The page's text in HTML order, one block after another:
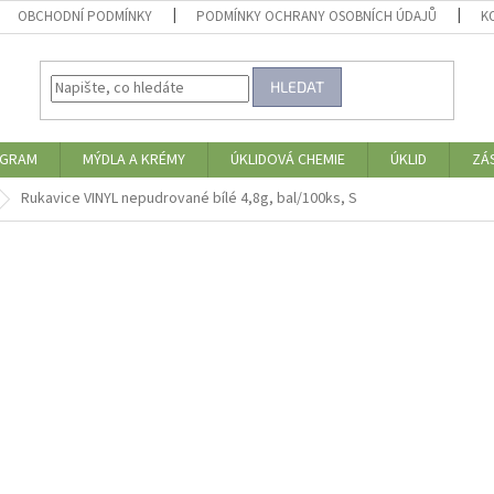
OBCHODNÍ PODMÍNKY PODMÍNKY OCHRANY OSOBNÍCH ÚDAJŮ
HLEDAT
MÝDLA A KRÉMY ÚKLIDOVÁ CHEMIE ÚKLID
Rukavice VINYL nepudrované bílé 4,8g, bal/100ks, S